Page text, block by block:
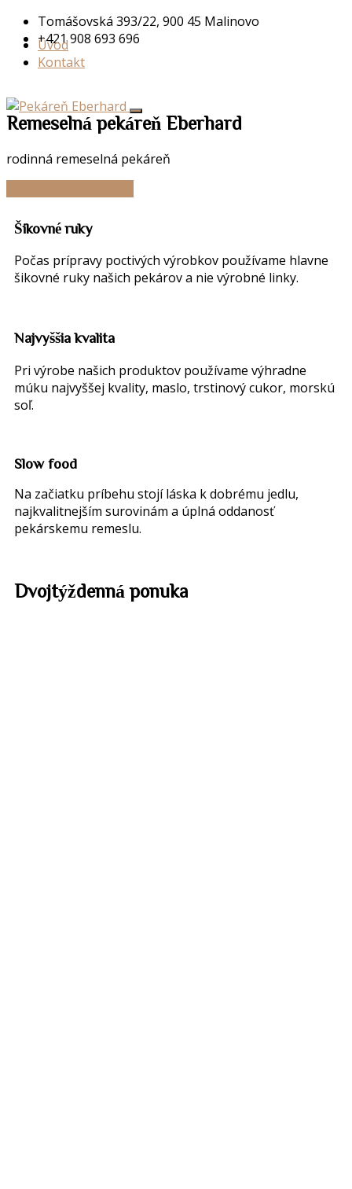
Tomášovská 393/22, 900 45 Malinovo
+421 908 693 696
Úvod
Kontakt
Remeselná pekáreň Eberhard
rodinná remeselná pekáreň
Šikovnéruky
Počas prípravy poctivých výrobkov používame hlavne
šikovné ruky našich pekárov a nie výrobné linky.
Najvyššiakvalita
Pri výrobe našich produktov používame výhradne
múku najvyššej kvality, maslo, trstinový cukor, morskú
soľ.
Slow food
Na začiatku príbehu stojí láska k dobrému jedlu,
najkvalitnejším surovinám a úplná oddanosť
pekárskemu remeslu.
Dvojtýždennáponuka